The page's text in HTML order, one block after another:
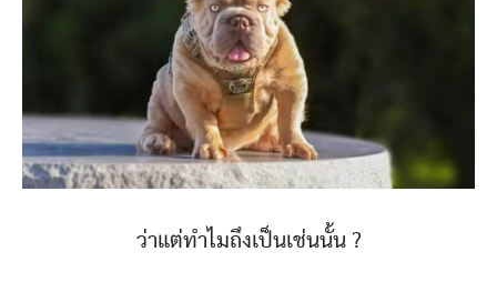
ว่าแต่ทำไมถึงเป็นเช่นนั้น ?